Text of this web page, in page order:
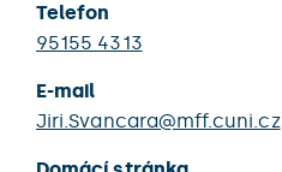
Telefon
95155 4313
E-mail
Jiri.Svancara@mff.cuni.cz